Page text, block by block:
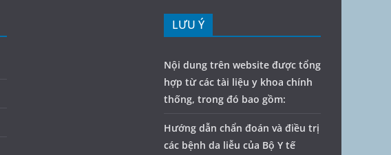
LƯU Ý
Nội dung trên website được tổng
hợp từ các tài liệu y khoa chính
thống, trong đó bao gồm:
Hướng dẫn chẩn đoán và điều trị
các bệnh da liễu của Bộ Y tế